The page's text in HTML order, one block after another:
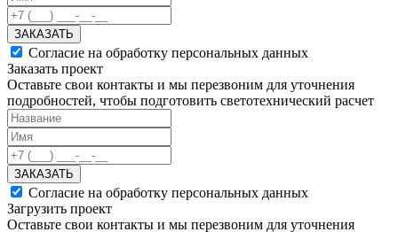
ЗАКАЗАТЬ
Согласие на обработку персональных данных
Заказать проект
Оставьте свои контакты и мы перезвоним для уточнения
подробностей, чтобы подготовить светотехнический расчет
ЗАКАЗАТЬ
Согласие на обработку персональных данных
Загрузить проект
Оставьте свои контакты и мы перезвоним для уточнения